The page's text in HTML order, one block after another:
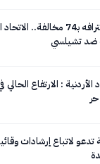
بعد اعترافه بـ74
ضد تشيلسي
الأردنية : الارتفاع
لاتباع إرشادات